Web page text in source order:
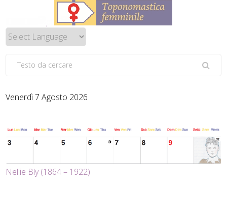
Venerdì 7 Agosto 2026
Nellie Bly (1864 – 1922)